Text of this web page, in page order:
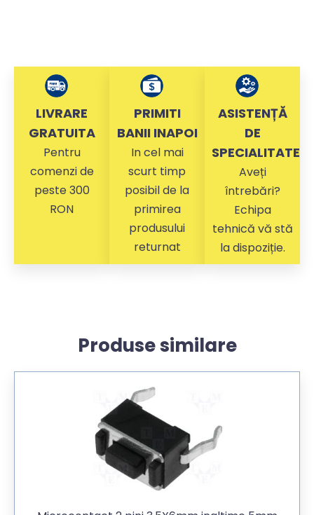
LIVRARE
GRATUITA
Pentru
comenzi de
peste 300
RON
PRIMITI
BANII INAPOI
In cel mai
scurt timp
posibil de la
primirea
produsului
returnat
ASISTENȚĂ
DE
SPECIALITATE
Aveți
întrebări?
Echipa
tehnică vă stă
la dispoziție.
Produse similare